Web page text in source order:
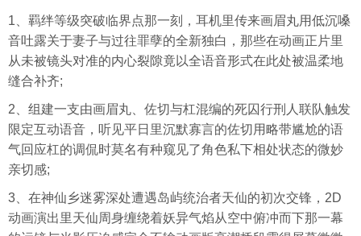
1、羁绊等级突破临界点那一刻，耳机里传来画眉丸用低沉嗓
音吐露关于妻子与过往罪孽的全新独白，那些在动画正片里
从未被镜头对准的内心裂隙竟以全语音形式在此处被温柔地
缝合补齐;
2、组建一支由画眉丸、佐切与杠混编的死囚行刑人联队触发
限定互动语音，听见平日里沉默寡言的佐切用略带尴尬的语
气回应杠的调侃时莫名有种窥见了角色私下相处状态的微妙
亲切感;
3、在神仙乡迷雾深处遭遇岛屿统治者天仙的初次交锋，2D
动画演出里天仙周身缠绕着妖异气焰从空中俯冲而下那一幕